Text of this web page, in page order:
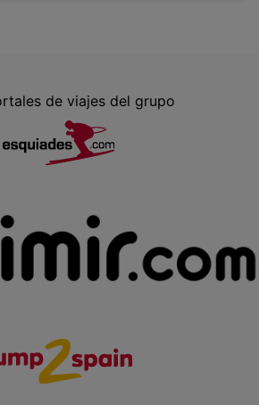
de viajes del grupo